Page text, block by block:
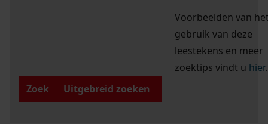
Voorbeelden van
gebruik van deze
leestekens en meer
zoektips vindt u hier.
Zoek
Uitgebreid zoeken